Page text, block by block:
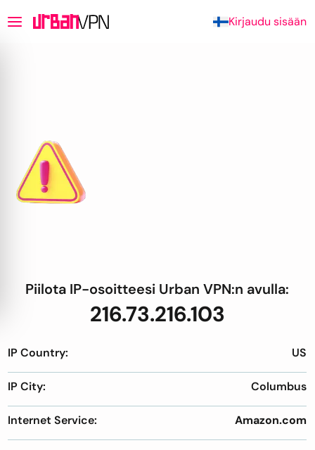
Kirjaudu sisään
Piilota IP-osoitteesi Urban VPN:n avulla:
216.73.216.103
IP Country: US
IP City: Columbus
Internet Service: Amazon.com